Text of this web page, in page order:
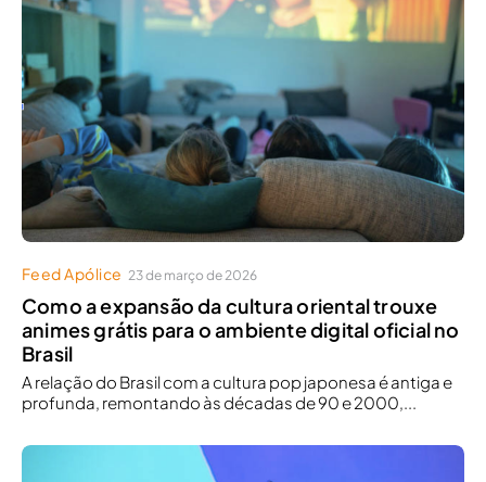
Feed Apólice 23 de março de 2026
Como a expansão da cultura oriental trouxe
animes grátis para o ambiente digital oficial no
Brasil
A relação do Brasil com a cultura pop japonesa é antiga e
profunda, remontando às décadas de 90 e 2000,...